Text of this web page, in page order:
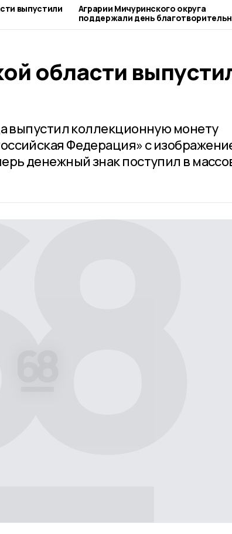
выпустили
Аграрии Мичуринского округа
поддержали день благотворительного
труда
области
выпустил коллекционную монету
Федерация» с
денежный знак поступил в